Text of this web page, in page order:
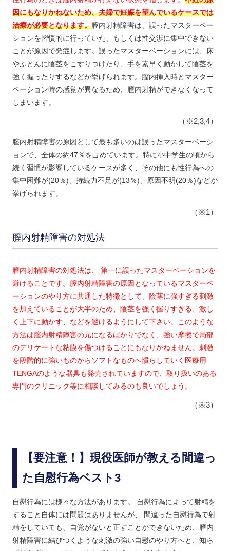
因にもなりかねないため、夫婦で妊娠を望んでいるケースでは
治療が必要となります。膣内射精障害は、誤ったマスターベー
ションを習慣的に行っていた、もしくは性交渉に集中できない
ことが原因で発症します。誤ったマスターベーションには、床
やふとんに陰茎をこすりつけたり、手を素早く動かして陰茎を
強く握ったりするなどが挙げられます。膣内挿入時とマスター
ベーション時の感覚が異なるため、膣内射精ができなくなって
しまいます。
（※2,3,4）
膣内射精障害の原因として最も多いのは誤ったマスターベーシ
ョンで、全体の約47％を占めています。特に小中学生の頃から
続く習慣が影響しているケースが多く、その他にも性行為への
集中困難が(20％)、持続力不足が(13％)、原因不明(20％)などが
挙げられます。
（※1）
膣内射精障害の対処法
膣内射精障害の対処法は、 第一に誤ったマスターベーションを
避けることです。膣内射精障害の原因となっているマスターベ
ーションのやり方に共通した特徴として、陰茎に強すぎる刺激
を加えていることが大半のため、陰茎を強く握りすぎる、激し
く上下に動かす、などを避けるようにして下さい。このような
方法は膣内射精障害の元になるばかりでなく、強い摩擦で局部
のデリケートな粘膜を傷つけることにもなりかねません。刺激
を段階的に強いものからソフトなものへ慣らしていく医療用
TENGAのような器具も発売されていますので、取り扱いのある
専門のクリニック等に相談してみるのも良いでしょう。
（※3）
【要注意！】現役医師が教える間違っ
た自慰行為ベスト3
自慰行為には様々な方法があります。 自慰行為によって射精を
すること自体には問題はありませんが、 間違った自慰行為で射
精をしていても、自覚がないと正すことができないため、膣内
射精障害に結びつくような刺激の強い自慰のやり方へと、知ら